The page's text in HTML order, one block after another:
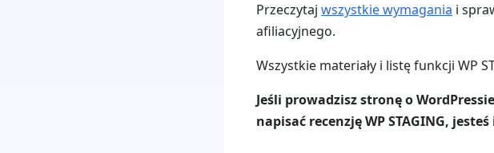
Przeczytaj wszystkie wymagania i
afiliacyjnego.
Wszystkie materiały i listę funkcji WP
Jeśli prowadzisz stronę o
napisać recenzję WP STAGING,